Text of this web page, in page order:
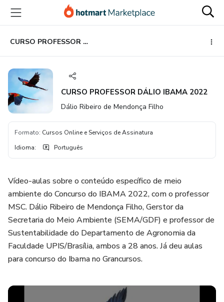
para
conteúdo
principal
para
pagamento
para
rodapé
CURSO PROFESSOR DÁLIO IBAMA 2022
CURSO PROFESSOR DÁLIO IBAMA 2022
Dálio Ribeiro de Mendonça Filho
Formato: Cursos Online e Serviços de Assinatura
Idioma: Português
Vídeo-aulas sobre o conteúdo específico de meio
ambiente do Concurso do IBAMA 2022, com o professor
MSC. Dálio Ribeiro de Mendonça Filho, Gerstor da
Secretaria do Meio Ambiente (SEMA/GDF) e professor de
Sustentabilidade do Departamento de Agronomia da
Faculdade UPIS/Brasília, ambos a 28 anos. Já deu aulas
para concurso do Ibama no Grancursos.